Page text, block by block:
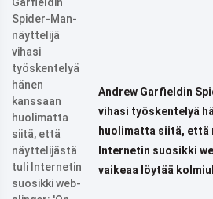
Andrew Garfieldin
vihasi työskentelyä
huolimatta siitä,
Internetin suosikki
vaikeaa löytää